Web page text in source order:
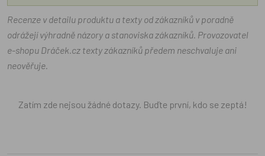
Recenze v detailu produktu a texty od zákazníků v poradně
odrážejí výhradně názory a stanoviska zákazníků. Provozovatel
e-shopu Dráček.cz texty zákazníků předem neschvaluje ani
neověřuje.
Zatím zde nejsou žádné dotazy. Buďte první, kdo se zeptá!